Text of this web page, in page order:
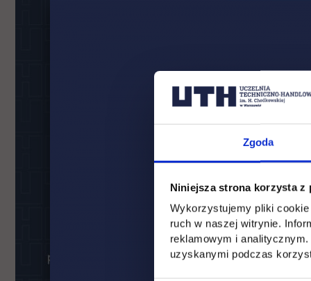
Zgoda
Niniejsza strona korzysta z
Wykorzystujemy pliki
ruch w naszej witrynie.
reklamowym i
uzyskanymi podczas